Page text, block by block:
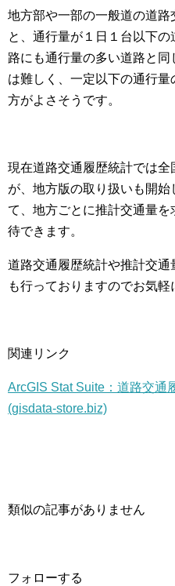
地方部や一部の一般道の道
と、通行量が１日１台以下
路にも通行量の多い道路と
は難しく、一定以下の通行
方がよさそうです。
現在道路交通履歴統計では
が、地方版の取り扱いも開
て、地方ごとに推計交通量
待できます。
道路交通履歴統計や推計交
も行っておりますのでお気軽
関連リンク
ArcGIS Stat Suite：道路交通
(gisdata-store.biz)
類似の記事がありません
フォローする